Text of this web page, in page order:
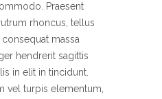
Praesent
rhoncus, tellus
massa
hendrerit sagittis
in elit in tincidunt.
vel turpis elementum,